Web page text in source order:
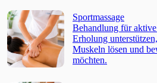
Sportmassage
Behandlung für
Erholung
Muskeln lösen und
möchten.